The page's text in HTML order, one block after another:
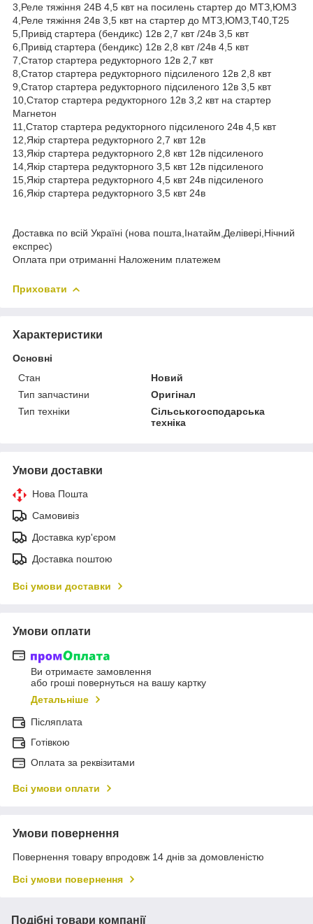
3,Реле тяжіння 24В 4,5 квт на посилень стартер до МТЗ,ЮМЗ
4,Реле тяжіння 24в 3,5 квт на стартер до МТЗ,ЮМЗ,Т40,Т25
5,Привід стартера (бендикс) 12в 2,7 квт /24в 3,5 квт
6,Привід стартера (бендикс) 12в 2,8 квт /24в 4,5 квт
7,Статор стартера редукторного 12в 2,7 квт
8,Статор стартера редукторного підсиленого 12в 2,8 квт
9,Статор стартера редукторного підсиленого 12в 3,5 квт
10,Статор стартера редукторного 12в 3,2 квт на стартер
Магнетон
11,Статор стартера редукторного підсиленого 24в 4,5 квт
12,Якір стартера редукторного 2,7 квт 12в
13,Якір стартера редукторного 2,8 квт 12в підсиленого
14,Якір стартера редукторного 3,5 квт 12в підсиленого
15,Якір стартера редукторного 4,5 квт 24в підсиленого
16,Якір стартера редукторного 3,5 квт 24в
Доставка по всій Україні (нова пошта,Інатайм,Делівері,Нічний
експрес)
Оплата при отриманні Наложеним платежем
Приховати
Характеристики
Основні
Стан
Новий
Тип запчастини
Оригінал
Тип техніки
Сільськогосподарська
техніка
Умови доставки
Нова Пошта
Самовивіз
Доставка кур'єром
Доставка поштою
Всі умови доставки
Умови оплати
Ви отримаєте замовлення
або гроші повернуться на вашу картку
Детальніше
Післяплата
Готівкою
Оплата за реквізитами
Всі умови оплати
Умови повернення
Повернення товару впродовж 14 днів за домовленістю
Всі умови повернення
Подібні товари компанії